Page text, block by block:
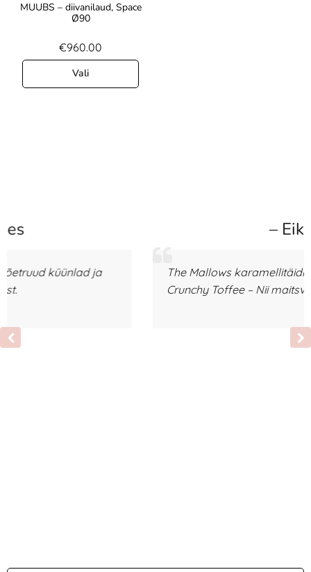
MUUBS – diivanilaud, Space
Ø90
€960.00
Vali
The Mallows karamellitäidisega vahukommid
Crunchy Toffee – Nii maitsvad!